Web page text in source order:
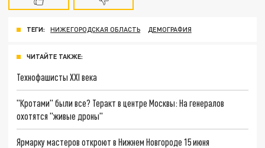
ТЕГИ: НИЖЕГОРОДСКАЯ ОБЛАСТЬ ДЕМОГРАФИЯ
ЧИТАЙТЕ ТАКЖЕ:
Технофашисты XXI века
"Кротами" были все? Теракт в центре Москвы: На генералов
охотятся "живые дроны"
Ярмарку мастеров откроют в Нижнем Новгороде 15 июня